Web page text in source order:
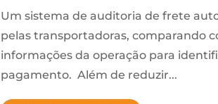
Um sistema de auditoria de frete
pelas transportadoras, comparando
informações da operação para
pagamento. Além de reduzir...